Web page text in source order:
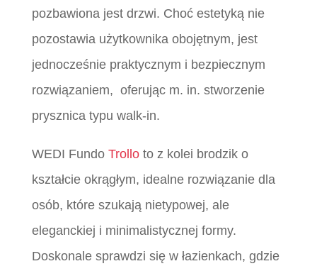
pozbawiona jest drzwi. Choć estetyką nie
pozostawia użytkownika obojętnym, jest
jednocześnie praktycznym i bezpiecznym
rozwiązaniem, oferując m. in. stworzenie
prysznica typu walk-in.
WEDI Fundo Trolloto z kolei brodzik o
kształcie okrągłym, idealne rozwiązanie dla
osób, które szukają nietypowej, ale
eleganckiej i minimalistycznej formy.
Doskonale sprawdzi się w łazienkach, gdzie